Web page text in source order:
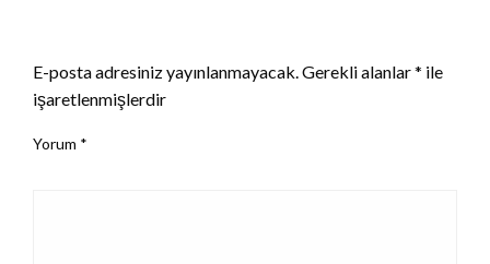
E-posta adresiniz yayınlanmayacak.Gerekli alanlar* ile
işaretlenmişlerdir
Yorum *